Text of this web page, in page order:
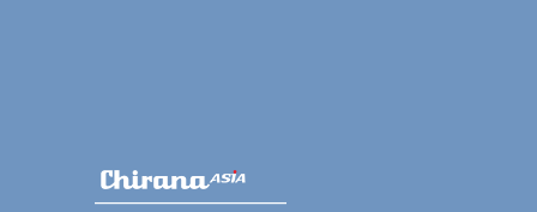
________________